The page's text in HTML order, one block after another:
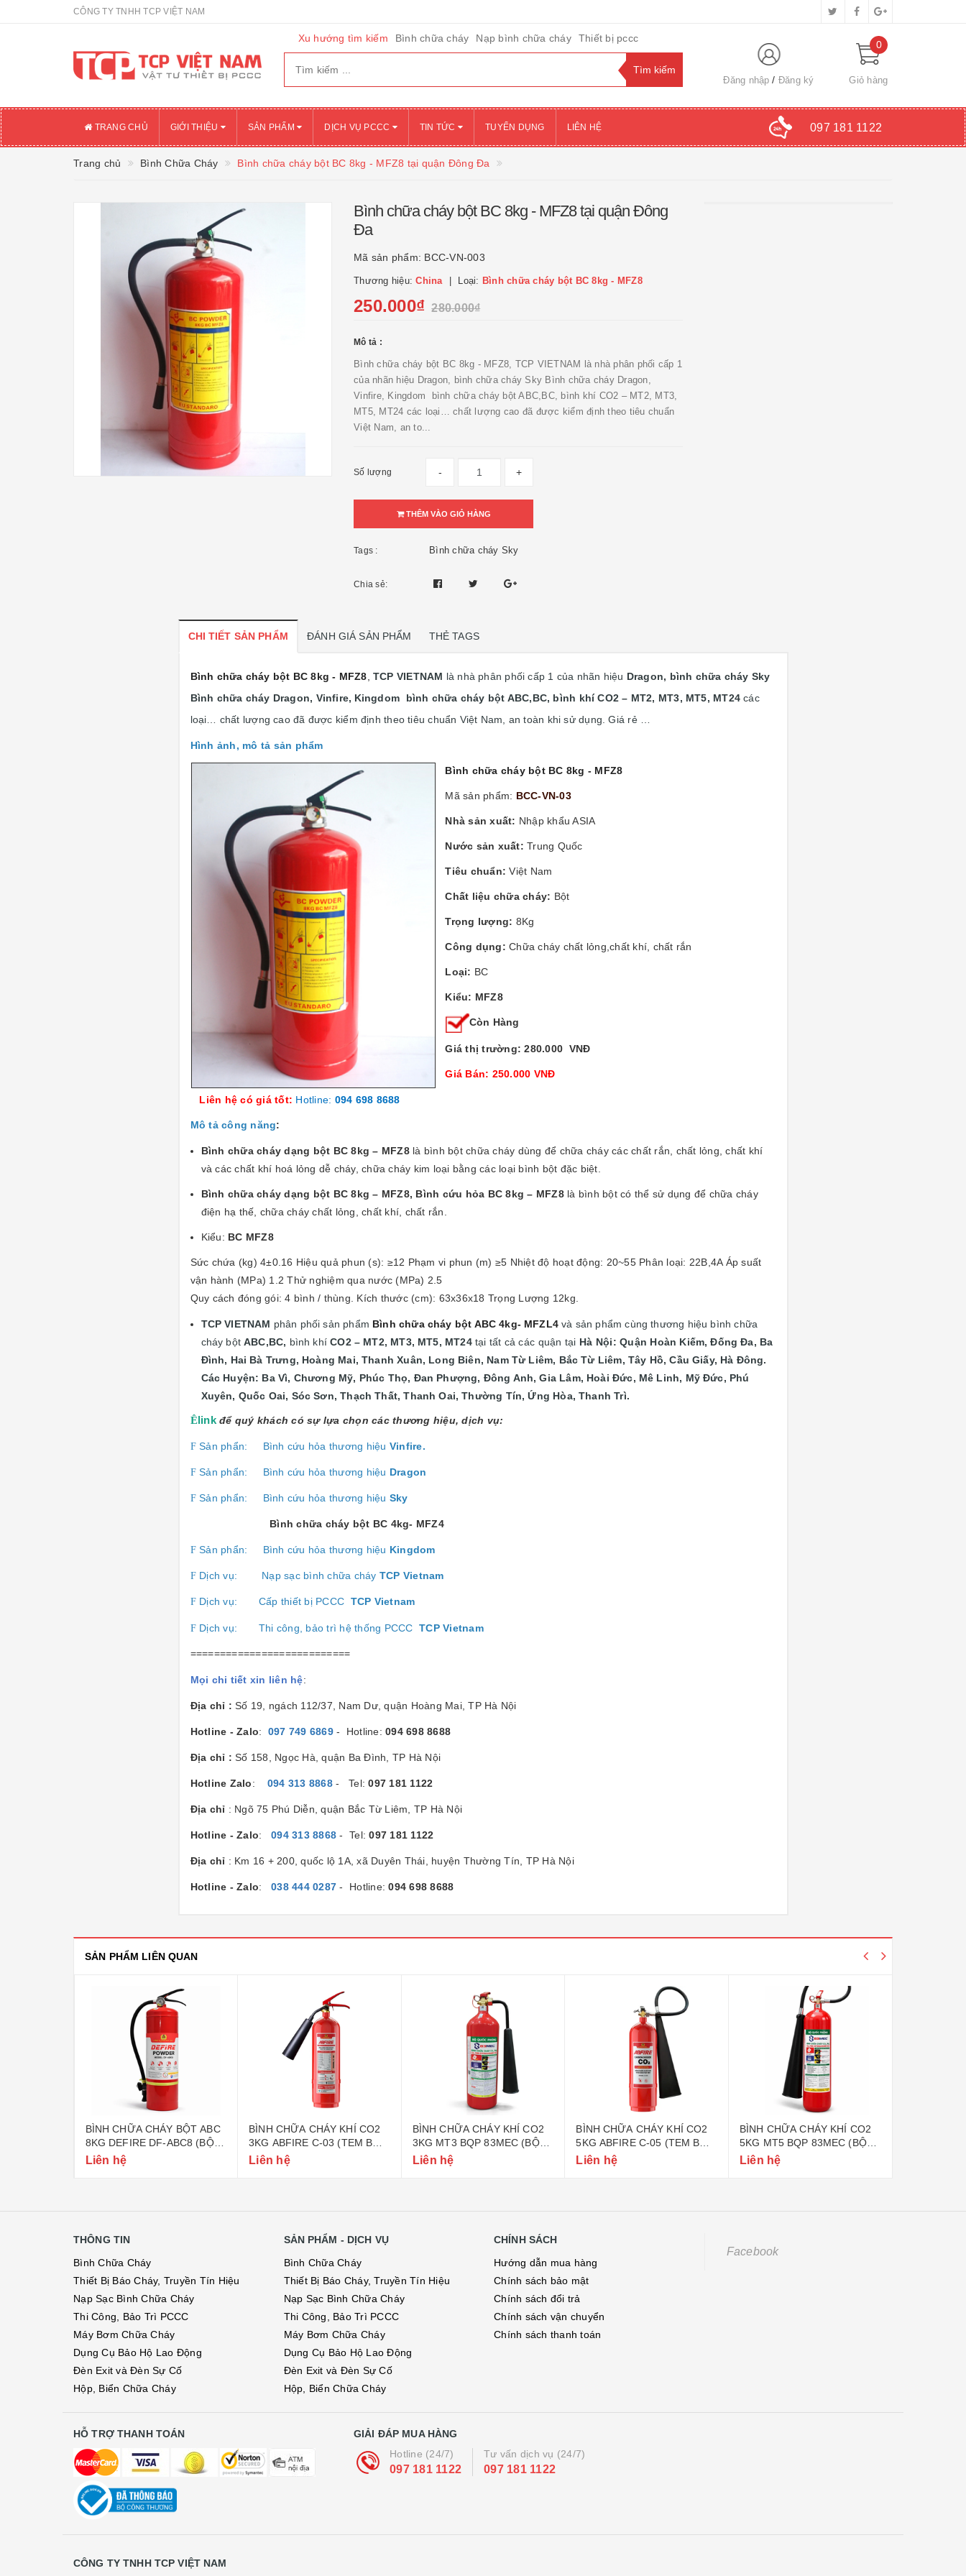
CÔNG TY TNHH TCP VIỆT NAM
Xu hướng tìm kiếm Bình chữa cháy Nạp bình chữa cháy Thiết bị pccc
Đăng nhập Đăng ký
0
Giỏ hàng
TRANG CHỦ GIỚI THIỆU SẢN PHẨM DỊCH VỤ PCCC TIN TỨC TUYỂN DỤNG LIÊN HỆ 097 181 1122
Trang chủ Bình Chữa Cháy Bình chữa cháy bột BC 8kg - MFZ8 tại quận Đông Đa
Bình chữa cháy bột BC 8kg - MFZ8 tại quận Đông
Đa
Mã sản phẩm: BCC-VN-003
Thương hiệu:China Loại: Bình chữa cháy bột BC 8kg - MFZ8
250.000₫ 280.000₫
Mô tả :
Bình chữa cháy bột BC 8kg - MFZ8, TCP VIETNAM là nhà phân phối cấp 1
của nhãn hiệu Dragon, bình chữa cháy Sky Bình chữa cháy Dragon,
Vinfire, Kingdom bình chữa cháy bột ABC,BC, bình khí CO2 – MT2, MT3,
MT5, MT24 các loại… chất lượng cao đã được kiểm định theo tiêu chuẩn
Việt Nam, an to...
Số lượng - +
THÊM VÀO GIỎ HÀNG
Tags : Bình chữa cháy Sky
Chia sẻ:
CHI TIẾT SẢN PHẨM ĐÁNH GIÁ SẢN PHẨM THẺ TAGS
Bình chữa cháy bột BC 8kg - MFZ8 TCP VIETNAM là nhà phân phối cấp 1 của nhãn hiệu Dragon, bình chữa cháy Sky
Bình chữa cháy Dragon, Vinfire, Kingdom bình chữa cháy bột ABC,BC, bình khí CO2 – MT2, MT3, MT5, MT24các
loại… chất lượng cao đã được kiểm định theo tiêu chuẩn Việt Nam, an toàn khi sử dụng. Giá rẻ …
Hình ảnh, mô tả sản phẩm
Bình chữa cháy bột BC 8kg - MFZ8
Mã sản phẩm: BCC-VN-03
Nhà sản xuất: Nhập khẩu ASIA
Nước sản xuất: Trung Quốc
Tiêu chuẩn: Việt Nam
Chất liệu chữa cháy: Bột
Trọng lượng: 8Kg
Công dụng: Chữa cháy chất lỏng,chất khí, chất rắn
Loại: BC
Kiểu: MFZ8
Còn Hàng
Giá thị trường: 280.000 VNĐ
Giá Bán: 250.000 VNĐ
Liên hệ có giá tốt: Hotline: 094 698 8688
Mô tả công năng:
Bình chữa cháy dạng bột BC 8kg – MFZ8 là bình bột chữa cháy dùng để chữa cháy các chất rắn, chất lỏng, chất khí
và các chất khí hoá lỏng dễ cháy, chữa cháy kim loại bằng các loại bình bột đặc biệt.
Bình chữa cháy dạng bột BC 8kg – MFZ8, Bình cứu hỏa BC 8kg – MFZ8 là bình bột có thể sử dụng để chữa cháy
điện hạ thế, chữa cháy chất lỏng, chất khí, chất rắn.
Kiểu: BC MFZ8
Sức chứa (kg) 4±0.16 Hiệu quả phun (s): ≥12 Phạm vi phun (m) ≥5 Nhiệt độ hoạt động: 20~55 Phân loại: 22B,4A Áp suất
vận hành (MPa) 1.2 Thử nghiệm qua nước (MPa) 2.5
Quy cách đóng gói: 4 bình / thùng. Kích thước (cm): 63x36x18 Trọng Lượng 12kg.
TCP VIETNAM phân phối sản phẩm Bình chữa cháy bột ABC 4kg- MFZL4 và sản phẩm cùng thương hiệu bình chữa
cháy bộtABC,BC, bình khíCO2 – MT2, MT3, MT5, MT24tại tất cả các quận tại Hà Nội: Quận Hoàn Kiếm, Đống Đa, Ba
Đình, Hai Bà Trưng, Hoàng Mai, Thanh Xuân, Long Biên, Nam Từ Liêm, Bắc Từ Liêm, Tây Hồ, Cầu Giấy, Hà Đông.
Các Huyện: Ba Vì, Chương Mỹ, Phúc Thọ, Đan Phượng, Đông Anh, Gia Lâm, Hoài Đức, Mê Linh, Mỹ Đức, Phú
Xuyên, Quốc Oai, Sóc Sơn, Thạch Thất, Thanh Oai, Thường Tín, Ứng Hòa, Thanh Trì.
Êlink để quý khách có sự lựa chọn các thương hiệu, dịch vụ:
FSản phẩn: Bình cứu hỏa thương hiệu Vinfire.
FSản phẩn: Bình cứu hỏa thương hiệu Dragon
FSản phẩn: Bình cứu hỏa thương hiệu Sky
Bình chữa cháy bột BC 4kg- MFZ4
FSản phẩn: Bình cứu hỏa thương hiệu Kingdom
FDịch vụ: Nạp sạc bình chữa cháy TCP Vietnam
FDịch vụ: Cấp thiết bị PCCC TCP Vietnam
FDịch vụ: Thi công, bảo trì hệ thống PCCC TCP Vietnam
===========================
Mọi chi tiết xin liên hệ:
Địa chỉ : Số 19, ngách 112/37, Nam Dư, quận Hoàng Mai, TP Hà Nội
Hotline - Zalo: 097 749 6869 - Hotline: 094 698 8688
Địa chỉ : Số 158, Ngọc Hà, quận Ba Đình, TP Hà Nội
Hotline Zalo: 094 313 8868 - Tel:097 181 1122
Địa chỉ : Ngõ 75 Phú Diễn, quận Bắc Từ Liêm, TP Hà Nội
Hotline - Zalo: 094 313 8868 - Tel:097 181 1122
Địa chỉ : Km 16 + 200, quốc lộ 1A, xã Duyên Thái, huyện Thường Tín, TP Hà Nội
Hotline - Zalo: 038 444 0287 - Hotline:094 698 8688
SẢN PHẨM LIÊN QUAN
BÌNH CHỮA CHÁY BỘT ABC
8KG DEFIRE DF-ABC8 (BỘ
CÔNG AN)
Liên hệ
BÌNH CHỮA CHÁY KHÍ CO2
3KG ABFIRE C-03 (TEM BỘ
CÔNG AN)
Liên hệ
BÌNH CHỮA CHÁY KHÍ CO2
3KG MT3 BQP 83MEC (BỘ
QUỐC PHÒNG)
Liên hệ
BÌNH CHỮA CHÁY KHÍ CO2
5KG ABFIRE C-05 (TEM BỘ
CÔNG AN)
Liên hệ
BÌNH CHỮA CHÁY KHÍ CO2
5KG MT5 BQP 83MEC (BỘ
QUỐC PHÒNG)
Liên hệ
THÔNG TIN
Bình Chữa Cháy
Thiết Bị Báo Cháy, Truyền Tín Hiệu
Nạp Sạc Bình Chữa Cháy
Thi Công, Bảo Trì PCCC
Máy Bơm Chữa Cháy
Dụng Cụ Bảo Hộ Lao Động
Đèn Exit và Đèn Sự Cố
Hộp, Biển Chữa Cháy
SẢN PHẨM - DỊCH VỤ
Bình Chữa Cháy
Thiết Bị Báo Cháy, Truyền Tín Hiệu
Nạp Sạc Bình Chữa Cháy
Thi Công, Bảo Trì PCCC
Máy Bơm Chữa Cháy
Dụng Cụ Bảo Hộ Lao Động
Đèn Exit và Đèn Sự Cố
Hộp, Biển Chữa Cháy
CHÍNH SÁCH
Hướng dẫn mua hàng
Chính sách bảo mật
Chính sách đổi trả
Chính sách vận chuyển
Chính sách thanh toán
Facebook
HỖ TRỢ THANH TOÁN
GIẢI ĐÁP MUA HÀNG
Hotline (24/7)
097 181 1122
Tư vấn dịch vụ (24/7)
097 181 1122
CÔNG TY TNHH TCP VIỆT NAM